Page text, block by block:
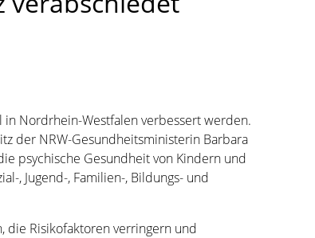
Nordrhein-Westfalen verbessert werden.
der NRW-Gesundheitsministerin Barbara
psychische Gesundheit von Kindern und
, Jugend-, Familien-, Bildungs- und
die Risikofaktoren verringern und